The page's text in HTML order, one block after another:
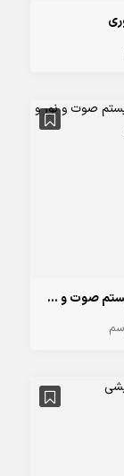
اجاره تلویزیون شهری اجاره استیج هلندی و سیستم صوت و نور و مه ایندور و اوتدور کرو 200 متر